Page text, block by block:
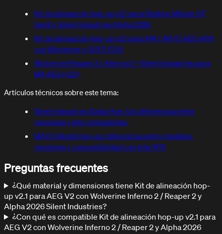
Kit de alineación hop-up v2.1 para Redline Milsim N7
Gen2 y Silent Industries Alpha 2026
Kit de alineación hop-up v2.1 para M4 / AR-15 AEG HPA
con Wolverine y GATE EON
Wolverine Reaper 2 / Inferno 2 + Silent Industries para
M4 AEG (v2.1)
Artículos técnicos sobre este tema:
Silent Industries Alpha Hop-Up: diferencias entre
versiones y kits compatibles
MAXX Model hop-up: diferencias entre modelos,
versiones y compatibilidad con kits HPA
Preguntas frecuentes
¿Qué material y dimensiones tiene Kit de alineación hop-
up v2.1 para AEG V2 con Wolverine Inferno 2 / Reaper 2 y
Alpha 2026 Silent Industries?
¿Con qué es compatible Kit de alineación hop-up v2.1 para
AEG V2 con Wolverine Inferno 2 / Reaper 2 y Alpha 2026